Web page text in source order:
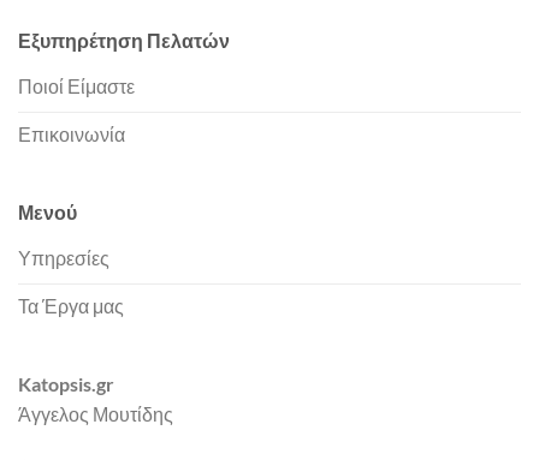
Εξυπηρέτηση Πελατών
Ποιοί Είμαστε
Επικοινωνία
Μενού
Υπηρεσίες
Τα Έργα μας
Katopsis.gr
Άγγελος Μουτίδης